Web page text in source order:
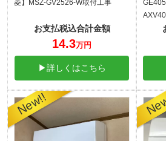
菱】MSZ-GV2526-W取付工事
お支払税込合計金額
14.3万円
▶詳しくはこちら